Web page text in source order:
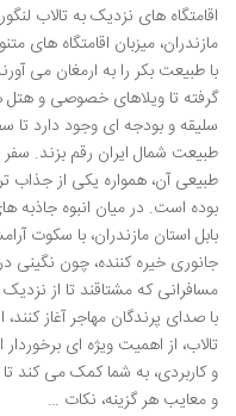
اقامتگاه های نزدیک به تالاب
مازندران، میزبان اقامتگاه
با طبیعت بکر را به ارمغان می
گرفته تا ویلاهای خصوصی و هتل
سلیقه و بودجه ای وجود دارد تا
طبیعت شمال ایران رقم بزند.
طبیعی آن، همواره یکی از جذاب
بوده است. در میان انبوه جاذبه
بابل استان مازندران، با
جانوری خیره کننده، چون نگینی
مسافرانی که مشتاقند تا از
با صدای پرندگان مهاجر آغاز
تالاب، از اهمیت ویژه ای
و کاربردی، به شما کمک می کند تا
و معایب هر گزینه، نکات …